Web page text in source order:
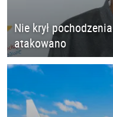
Nie krył
atakowano